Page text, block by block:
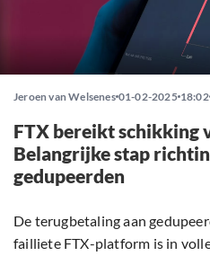
Jeroen van Welsenes 01-02-2025 18:02
FTX bereikt schikking
Belangrijke stap
gedupeerden
De terugbetaling aan
failliete FTX-platform is in